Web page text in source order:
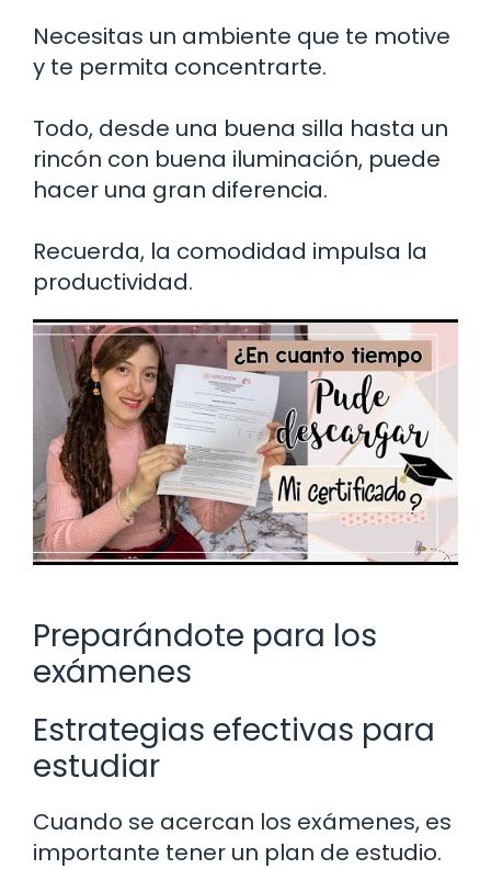
Necesitas un ambiente que te motive
y te permita concentrarte.
Todo, desde una buena silla hasta un
rincón con buena iluminación, puede
hacer una gran diferencia.
Recuerda, la comodidad impulsa la
productividad.
Preparándote para los
exámenes
Estrategias efectivas para
estudiar
Cuando se acercan los exámenes, es
importante tener un plan de estudio.